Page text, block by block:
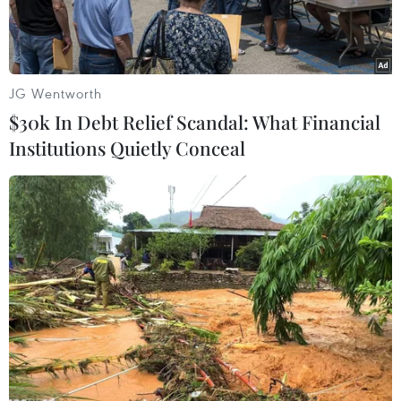
Đại sứ Lê Thị Tuyết Mai phát biểu tại Hội thảo. (Nguồn TTXVN
phát).
Liên đoàn Ngành hàng Thể thao Thế giới
(WSGI) đã phối hợp với Phái đoàn Việt Nam tại
Geneva (Thụy Sĩ) tổ chức Hội thảo “Hành động
của Ngành hàng Thể thao: Hướng tới một Tương
lai Bền vững," với sự tham gia của đại diện các
nhãn hàng thể thao nổi tiếng gồm Adidas, Puma
JG Wentworth
$30k In Debt Relief Scandal: What Financial
Institutions Quietly Conceal